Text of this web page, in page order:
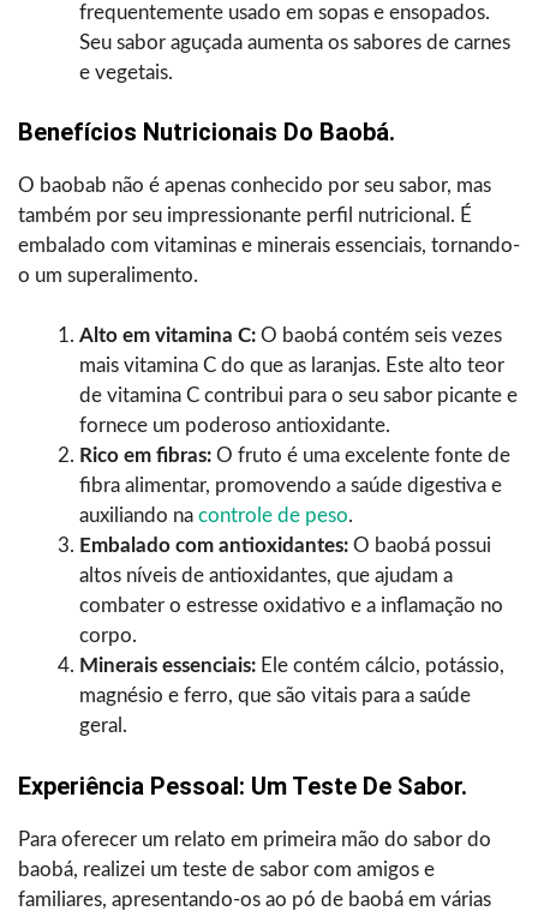
frequentemente usado em sopas e ensopados.
Seu sabor aguçada aumenta os sabores de carnes
e vegetais.
Benefícios Nutricionais Do Baobá.
O baobab não é apenas conhecido por seu sabor, mas
também por seu impressionante perfil nutricional. É
embalado com vitaminas e minerais essenciais, tornando-
o um superalimento.
Alto em vitamina C: O baobá contém seis vezes
mais vitamina C do que as laranjas. Este alto teor
de vitamina C contribui para o seu sabor picante e
fornece um poderoso antioxidante.
Rico em fibras: O fruto é uma excelente fonte de
fibra alimentar, promovendo a saúde digestiva e
auxiliando na controle de peso.
Embalado com antioxidantes: O baobá possui
altos níveis de antioxidantes, que ajudam a
combater o estresse oxidativo e a inflamação no
corpo.
Minerais essenciais: Ele contém cálcio, potássio,
magnésio e ferro, que são vitais para a saúde
geral.
Experiência Pessoal: Um Teste De Sabor.
Para oferecer um relato em primeira mão do sabor do
baobá, realizei um teste de sabor com amigos e
familiares, apresentando-os ao pó de baobá em várias